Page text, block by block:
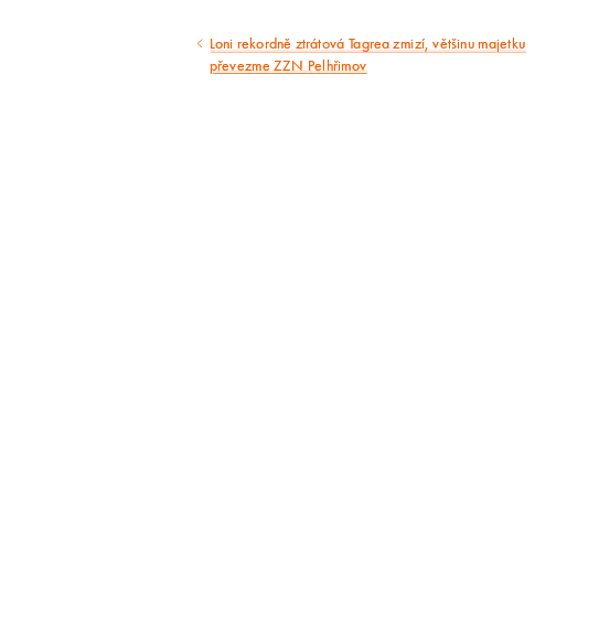
Předcházející
Loni rekordně ztrátová Tagrea zmizí, většinu majetku
převezme ZZN Pelhřimov